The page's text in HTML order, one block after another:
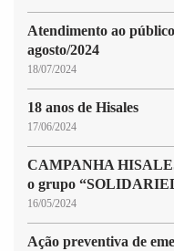
Atendimento ao
agosto/2024
18/07/2024
18 anos de Hisales
17/06/2024
CAMPANHA
o grupo
16/05/2024
Ação preventiva de